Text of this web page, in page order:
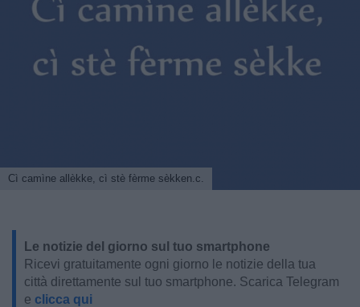
Cì camìne allèkke, cì stè fèrme sèkken.c.
Le notizie del giorno sul tuo smartphone
Ricevi gratuitamente ogni giorno le notizie della tua
città direttamente sul tuo smartphone. Scarica Telegram
e clicca qui